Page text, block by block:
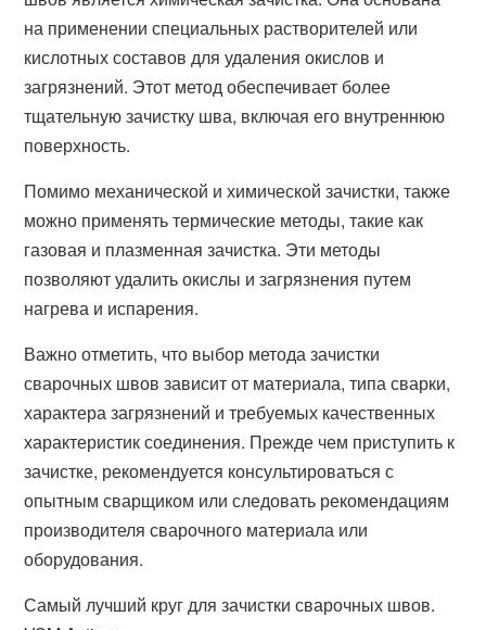
на применении специальных растворителей или
кислотных составов для удаления окислов и
загрязнений. Этот метод обеспечивает более
тщательную зачистку шва, включая его внутреннюю
поверхность.
Помимо механической и химической зачистки, также
можно применять термические методы, такие как
газовая и плазменная зачистка. Эти методы
позволяют удалить окислы и загрязнения путем
нагрева и испарения.
Важно отметить, что выбор метода зачистки
сварочных швов зависит от материала, типа сварки,
характера загрязнений и требуемых качественных
характеристик соединения. Прежде чем приступить к
зачистке, рекомендуется консультироваться с
опытным сварщиком или следовать рекомендациям
производителя сварочного материала или
оборудования.
Самый лучший круг для зачистки сварочных швов.